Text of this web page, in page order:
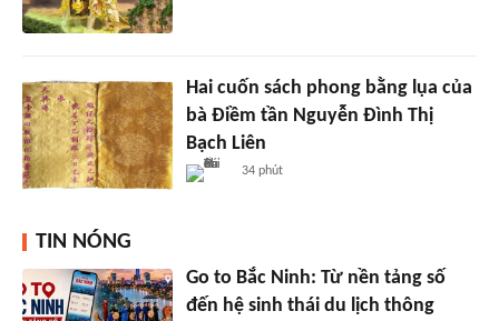
Hai cuốn sách phong bằng lụa của
bà Điềm tần Nguyễn Đình Thị
Bạch Liên
34 phút
TIN NÓNG
Go to Bắc Ninh: Từ nền tảng số
đến hệ sinh thái du lịch thông